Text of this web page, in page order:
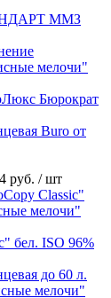
ММЗ
Бюрократ
4 руб. / шт
бел. ISO 96%